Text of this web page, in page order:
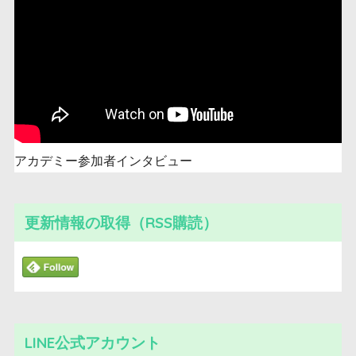
アカデミー参加者インタビュー
更新情報の取得（RSS購読）
LINE公式アカウント